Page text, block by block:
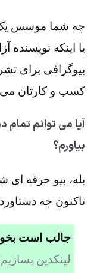
چه شما موسس یک
یا اینکه نویسنده
بیوگرافی برای
کسب و کارتان می
آیا می توانم تمام
بیاورم؟
بله، بیو حرفه ای
تاکنون چه
جالب است
لینکدین